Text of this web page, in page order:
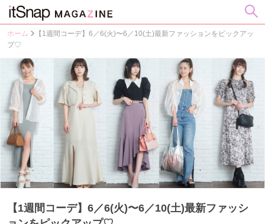
ホーム
【1週間コーデ】6／6(火)〜6／10(土)最新ファッションをピックアッ
プ♡
【1週間コーデ】6／6(火)〜6／10(土)最新ファッシ